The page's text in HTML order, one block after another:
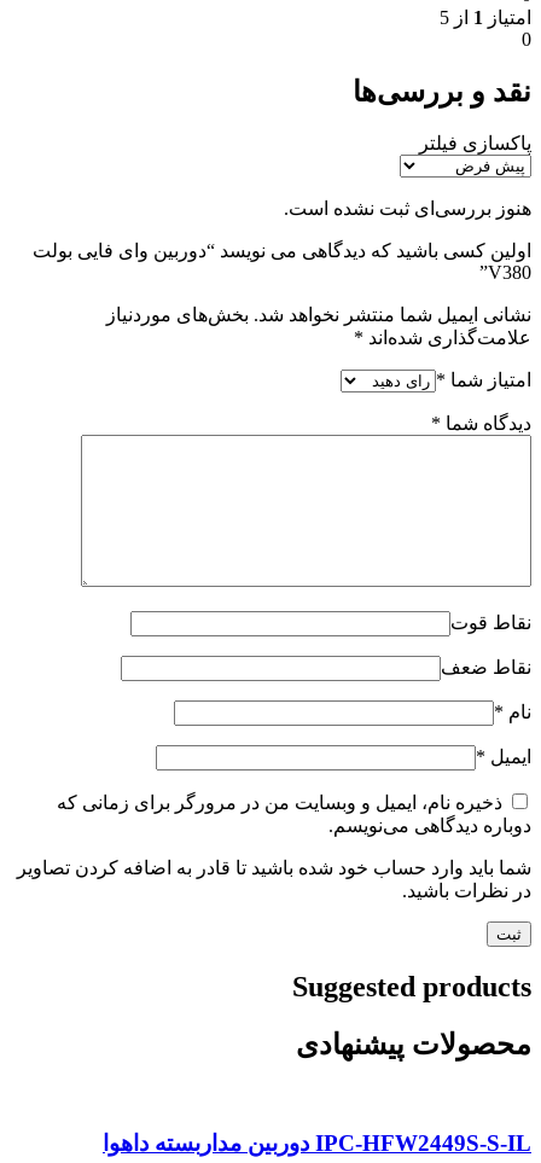
امتیاز 1 از 5
0
نقد و بررسی‌ها
پاکسازی فیلتر
هنوز بررسی‌ای ثبت نشده است.
اولین کسی باشید که دیدگاهی می نویسد “دوربین وای فایی بولت
V380”
نشانی ایمیل شما منتشر نخواهد شد. بخش‌های موردنیاز
علامت‌گذاری شده‌اند *
امتیاز شما *
دیدگاه شما *
نقاط قوت
نقاط ضعف
نام *
ایمیل *
ذخیره نام، ایمیل و وبسایت من در مرورگر برای زمانی که
دوباره دیدگاهی می‌نویسم.
شما باید وارد حساب خود شده باشید تا قادر به اضافه کردن تصاویر
در نظرات باشید.
Suggested products
محصولات پیشنهادی
IPC-HFW2449S-S-IL دوربین مداربسته داهوا